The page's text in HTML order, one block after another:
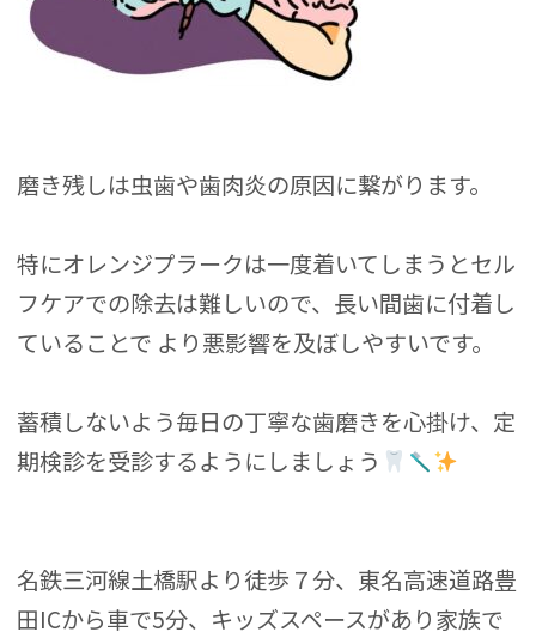
磨き残しは虫歯や歯肉炎の原因に繋がります。
特にオレンジプラークは一度着いてしまうとセル
フケアでの除去は難しいので、長い間歯に付着し
ていることで より悪影響を及ぼしやすいです。
蓄積しないよう毎日の丁寧な歯磨きを心掛け、定
期検診を受診するようにしましょう
名鉄三河線土橋駅より徒歩７分、東名高速道路豊
田ICから車で5分、キッズスペースがあり家族で